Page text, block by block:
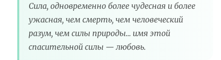
Сила, одновременно более чудесная и более
ужасная, чем смерть, чем человеческий
разум, чем силы природы… имя этой
спасительной силы — любовь.